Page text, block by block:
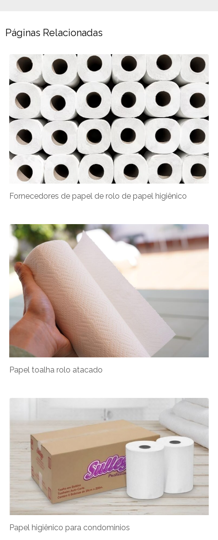
Páginas Relacionadas
Fornecedores de papel de rolo de papel higiênico​
Papel toalha rolo atacado
Papel higiênico para condominios